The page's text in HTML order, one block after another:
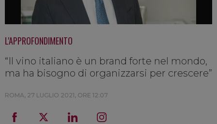
L'APPROFONDIMENTO
“Il vino italiano è un brand forte nel mondo,
ma ha bisogno di organizzarsi per crescere”
ROMA, 27 LUGLIO 2021, ORE 12:07